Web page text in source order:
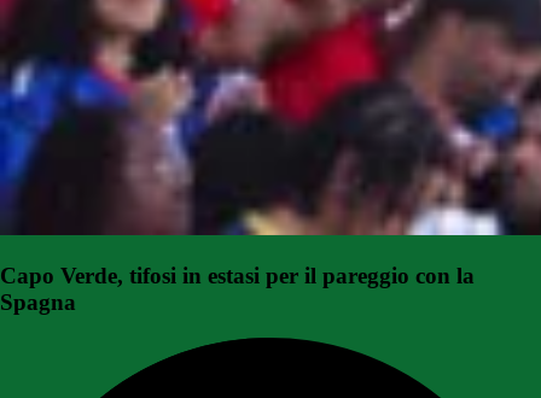
Capo Verde, tifosi in estasi per il pareggio con la
Spagna